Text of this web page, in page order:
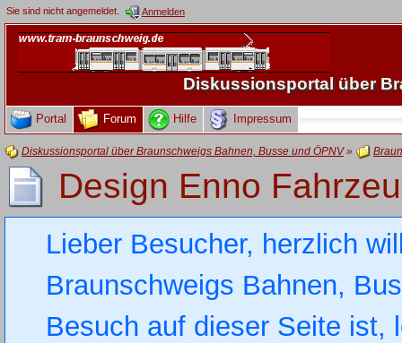
Sie sind nicht angemeldet. Anmelden
Diskussionsportal über
Portal Forum Hilfe Impressum
Diskussionsportal über Braunschweigs Bahnen, Busse und ÖPNV»
Design Enno
Lieber Besucher, herzlich
Braunschweigs Bahnen,
Besuch auf dieser Seite